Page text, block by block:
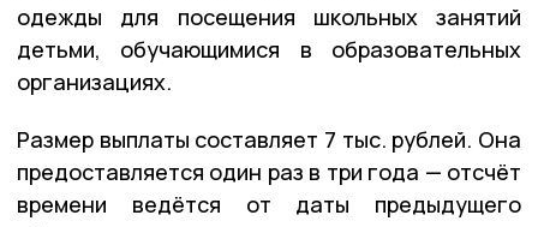
одежды для посещения школьных занятий
детьми, обучающимися в образовательных
организациях.
Размер выплаты составляет 7 тыс. рублей. Она
предоставляется один раз в три года — отсчёт
времени ведётся от даты предыдущего